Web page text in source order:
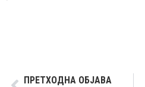
ПРЕТХОДНА ОБЈАВА